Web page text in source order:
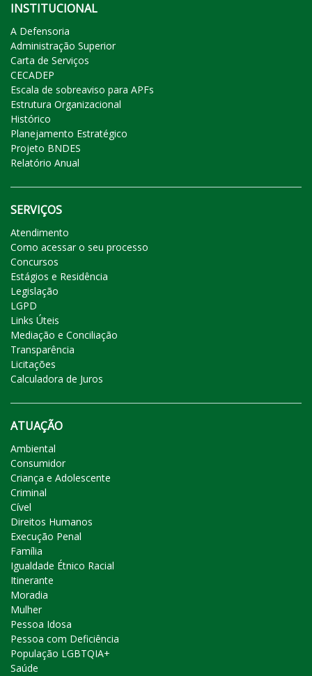
INSTITUCIONAL
A Defensoria
Administração Superior
Carta de Serviços
CECADEP
Escala de sobreaviso para APFs
Estrutura Organizacional
Histórico
Planejamento Estratégico
Projeto BNDES
Relatório Anual
SERVIÇOS
Atendimento
Como acessar o seu processo
Concursos
Estágios e Residência
Legislação
LGPD
Links Úteis
Mediação e Conciliação
Transparência
Licitações
Calculadora de Juros
ATUAÇÃO
Ambiental
Consumidor
Criança e Adolescente
Criminal
Cível
Direitos Humanos
Execução Penal
Família
Igualdade Étnico Racial
Itinerante
Moradia
Mulher
Pessoa Idosa
Pessoa com Deficiência
População LGBTQIA+
Saúde